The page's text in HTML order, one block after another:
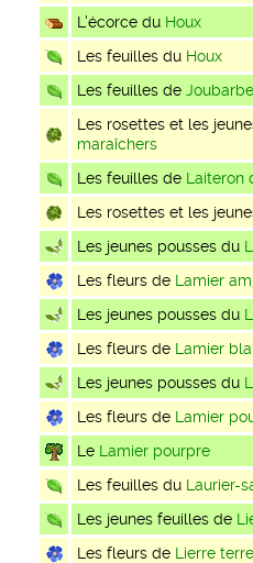
L'écorce du Houx
Les feuilles du Houx
Les feuilles de
Les rosettes et les
maraîchers
Les feuilles de Laiteron
Les rosettes et les
Les jeunes pousses du
Les fleurs de Lamier
Les jeunes pousses du
Les fleurs de Lamier
Les jeunes pousses du
Les fleurs de Lamier
Le Lamier pourpre
Les feuilles du Laurier-
Les jeunes feuilles de
Les fleurs de Lierre